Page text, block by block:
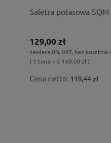
Saletra potasowa
129,00 zł
zawiera 8% VAT, bez kosztów
( 1 tona = 5 160,00 zł )
Cena netto: 119,44 zł